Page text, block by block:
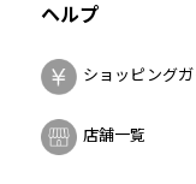
ヘルプ
ショッピング
店舗一覧